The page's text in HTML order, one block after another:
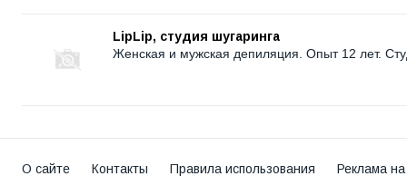
LipLip, студия шугаринга
Женская и мужская депиляция. Опыт 12 лет.
О сайте Контакты Правила использования Реклама